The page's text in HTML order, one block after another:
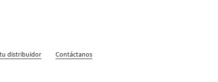
distribuidor Contáctanos